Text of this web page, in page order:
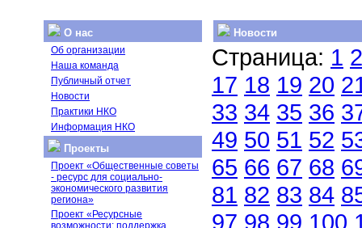
О нас
Об организации
Наша команда
Публичный отчет
Новости
Практики НКО
Информация НКО
Проекты
Проект «Общественные советы
- ресурс для социально-
экономического развития
региона»
Проект «Ресурсные
возможности: поддержка
Новости
Страница: 1 2
17 18 19 20
33 34 35 36
49 50 51 52
65 66 67 68
81 82 83 84
97 98 99 100